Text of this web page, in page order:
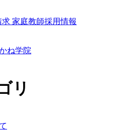
求 家庭教師採用情報
リ